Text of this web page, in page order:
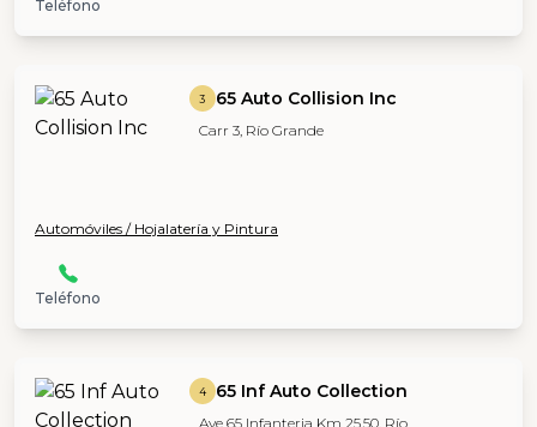
Teléfono
3 65 Auto Collision Inc
Carr 3, Río Grande
Automóviles / Hojalatería y Pintura
Teléfono
4 65 Inf Auto Collection
Ave 65 Infanteria Km 25.50, Río